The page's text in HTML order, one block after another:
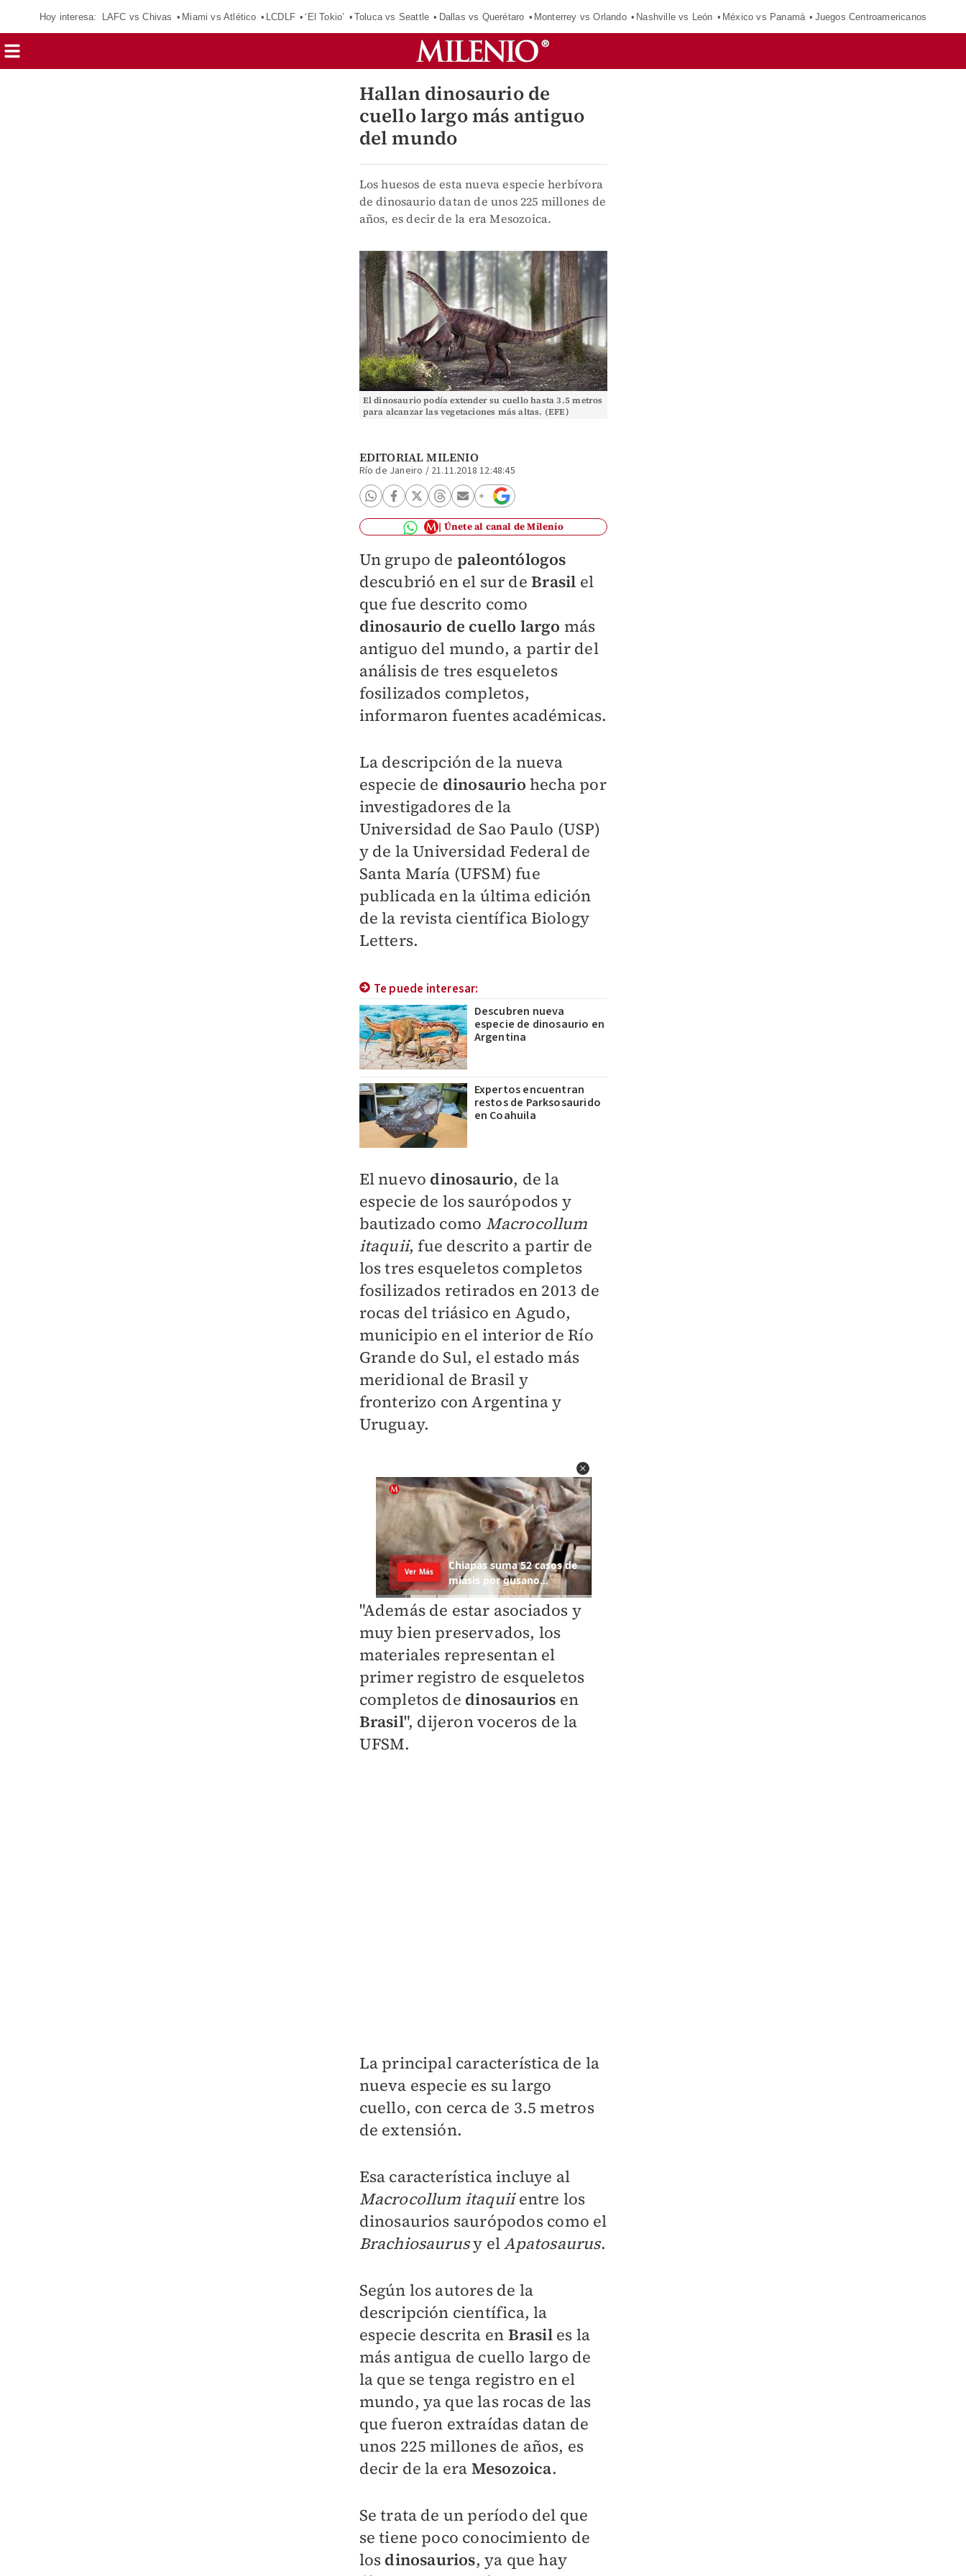
Hoy interesa: LAFC vs Chivas Miami vs Atlético LCDLF ‘El Tokio’ Toluca vs Seattle Dallas vs Querétaro Monterrey vs Orlando Nashville vs León México vs Panamá Juegos Centroamericanos
Hallan dinosaurio de
cuello largo más antiguo
del mundo
Los huesos de esta nueva especie herbívora
de dinosaurio datan de unos 225 millones de
años, es decir de la era Mesozoica.
El dinosaurio podía extender su cuello hasta 3.5 metros
para alcanzar las vegetaciones más altas. (EFE)
EDITORIAL MILENIO
Río de Janeiro / 21.11.2018 12:48:45
Únete al canal de Milenio
Un grupo de paleontólogos
descubrió en el sur deBrasil el
que fue descrito como
dinosaurio de cuello largo más
antiguo del mundo, a partir del
análisis de tres esqueletos
fosilizados completos,
informaron fuentes académicas.
La descripción de la nueva
especie de dinosaurio hecha por
investigadores de la
Universidad de Sao Paulo (USP)
y de la Universidad Federal de
Santa María (UFSM) fue
publicada en la última edición
de la revista científica Biology
Letters.
Te puede interesar:
Descubren nueva
especie de dinosaurio en
Argentina
Expertos encuentran
restos de Parksosaurido
en Coahuila
El nuevo dinosaurio, de la
especie de los saurópodos y
bautizado como Macrocollum
itaquii, fue descrito a partir de
los tres esqueletos completos
fosilizados retirados en 2013 de
rocas del triásico en Agudo,
municipio en el interior de Río
Grande do Sul, el estado más
meridional de Brasil y
fronterizo con Argentina y
Uruguay.
"Además de estar asociados y
muy bien preservados, los
materiales representan el
primer registro de esqueletos
completos de dinosaurios en
Brasil", dijeron voceros de la
UFSM.
La principal característica de la
nueva especie es su largo
cuello, con cerca de 3.5 metros
de extensión.
Esa característica incluye al
Macrocollum itaquiientre los
dinosaurios saurópodos como el
Brachiosaurusy elApatosaurus.
Según los autores de la
descripción científica, la
especie descrita en Brasil es la
más antigua de cuello largo de
la que se tenga registro en el
mundo, ya que las rocas de las
que fueron extraídas datan de
unos 225 millones de años, es
decir de la era Mesozoica.
Se trata de un período del que
se tiene poco conocimiento de
los dinosaurios, ya que hay